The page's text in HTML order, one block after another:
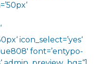
icon_select=’yes‘
font=’entypo-